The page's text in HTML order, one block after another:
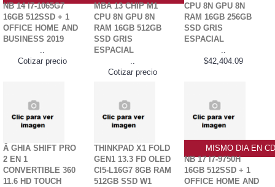
NB 14 I7-1065G7
16GB 512SSD + 1
OFFICE HOME AND
BUSINESS 2019
..
Cotizar precio
MBA 13 CHIP M1
CPU 8N GPU 8N
RAM 16GB 512GB
SSD GRIS
ESPACIAL
..
Cotizar precio
CPU 8N GPU 8N
RAM 16GB 256GB
SSD GRIS
ESPACIAL
..
$42,404.09
Â GHIA SHIFT PRO
2 EN 1
CONVERTIBLE 360
11.6 HD TOUCH
THINKPAD X1 FOLD
GEN1 13.3 FD OLED
CI5-L16G7 8GB RAM
512GB SSD W1
MISMO DIA EN
NB 17 I7-9750H
16GB 512SSD + 1
OFFICE HOME AND